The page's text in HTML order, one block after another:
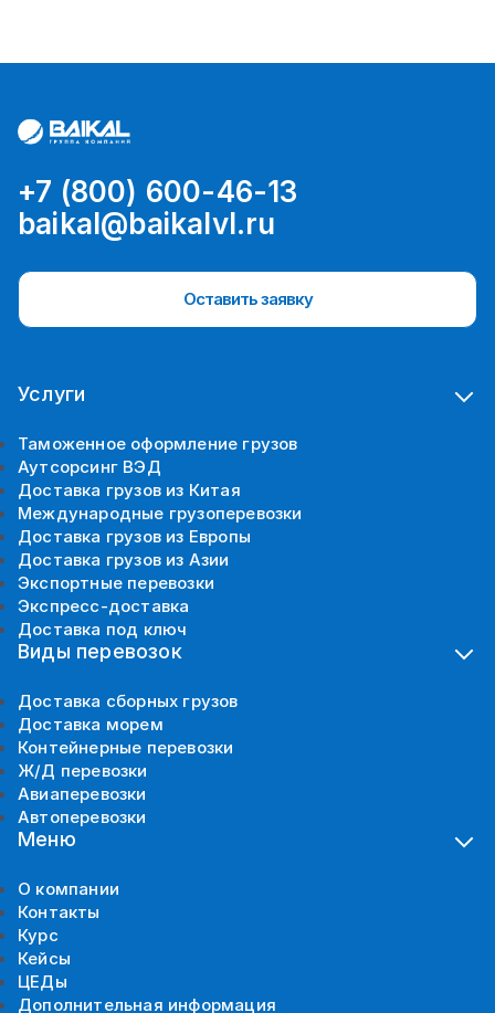
+7 (800) 600-46-13
baikal@baikalvl.ru
Оставить заявку
Услуги
Таможенное оформление грузов
Аутсорсинг ВЭД
Доставка грузов из Китая
Международные грузоперевозки
Доставка грузов из Европы
Доставка грузов из Азии
Экспортные перевозки
Экспресс-доставка
Доставка под ключ
Виды перевозок
Доставка сборных грузов
Доставка морем
Контейнерные перевозки
Ж/Д перевозки
Авиаперевозки
Автоперевозки
Меню
О компании
Контакты
Курс
Кейсы
ЦЕДы
Дополнительная информация